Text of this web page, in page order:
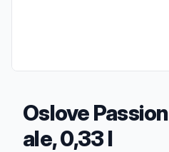
Oslove
ale, 0,33 l